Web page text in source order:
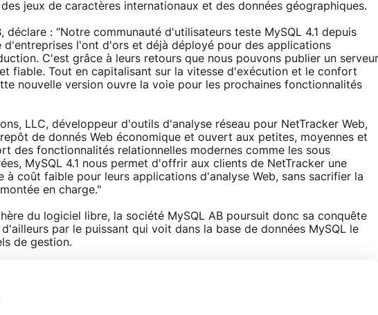
jeux de caractères internationaux et des données géographiques.
déclare : “Notre communauté d'utilisateurs teste MySQL 4.1 depuis
d'entreprises l'ont d'ors et déjà déployé pour des applications
C'est grâce à leurs retours que nous pouvons publier un serveur
fiable. Tout en capitalisant sur la vitesse d'exécution et le confort
nouvelle version ouvre la voie pour les prochaines fonctionnalités
LLC, développeur d'outils d'analyse réseau pour NetTracker Web,
de donnés Web économique et ouvert aux petites, moyennes et
des fonctionnalités relationnelles modernes comme les sous
MySQL 4.1 nous permet d'offrir aux clients de NetTracker une
à coût faible pour leurs applications d'analyse Web, sans sacrifier la
en charge."
du logiciel libre, la société MySQL AB poursuit donc sa conquête
par le puissant qui voit dans la base de données MySQL le
de gestion.